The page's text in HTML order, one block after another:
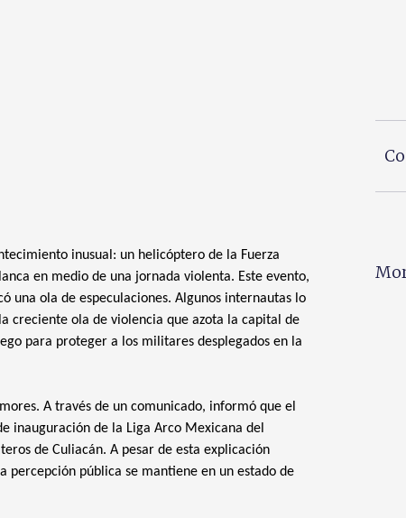
inusual: un helicóptero de la Fuerza
en medio de una jornada violenta. Este evento,
una ola de especulaciones. Algunos internautas lo
creciente ola de violencia que azota la capital de
para proteger a los militares desplegados en la
A través de un comunicado, informó que el
inauguración de la Liga Arco Mexicana del
de Culiacán. A pesar de esta explicación
percepción pública se mantiene en un estado de